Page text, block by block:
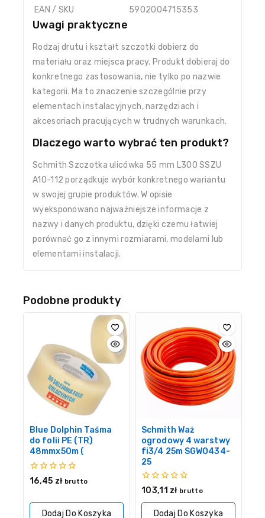
EAN / SKU 5902004715353
Uwagi praktyczne
Rodzaj drutu i kształt szczotki dobierz do
materiału oraz miejsca pracy. Produkt dobieraj do
konkretnego zastosowania, nie tylko po nazwie
kategorii. Ma to znaczenie szczególnie przy
elementach instalacyjnych, narzędziach i
akcesoriach pracujących w trudnych warunkach.
Dlaczego warto wybrać ten produkt?
Schmith Szczotka ulicówka 55 mm L300 SSZU
A10-112 porządkuje wybór konkretnego wariantu
w swojej grupie produktów. W opisie
wyeksponowano najważniejsze informacje z
nazwy i danych produktu, dzięki czemu łatwiej
porównać go z innymi rozmiarami, modelami lub
elementami instalacji.
Podobne produkty
Blue Dolphin Taśma
do folii PE (TR)
48mmx50m (
0
16,45 zł brutto
Dodaj Do Koszyka
Schmith Waż
ogrodowy 4 warstwy
fi3/4 25m SGWO434-
25
0
5
103,11 zł brutto
Dodaj Do Koszyka